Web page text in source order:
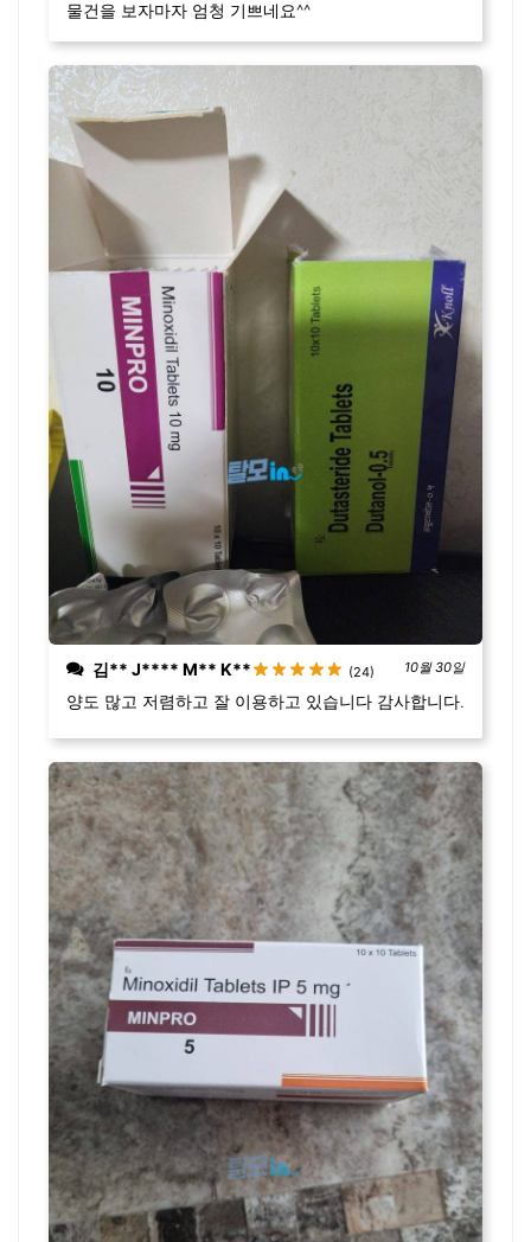
물건을 보자마자 엄청 기쁘네요^^
김** J**** M** K** (24) 10월 30일
양도 많고 저렴하고 잘 이용하고 있습니다 감사합니다.